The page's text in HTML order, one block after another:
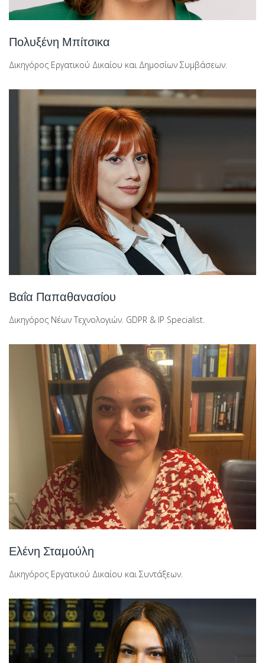
Πολυξένη Μπίτσικα
Δικηγόρος Εργατικού Δικαίου και Δημοσίων Συμβάσεων.
Βαΐα Παπαθανασίου
Δικηγόρος Νέων Τεχνολογιών. GDPR & IP Specialist.
Ελένη Σταμούλη
Δικηγόρος Εργατικού Δικαίου και Συντάξεων.